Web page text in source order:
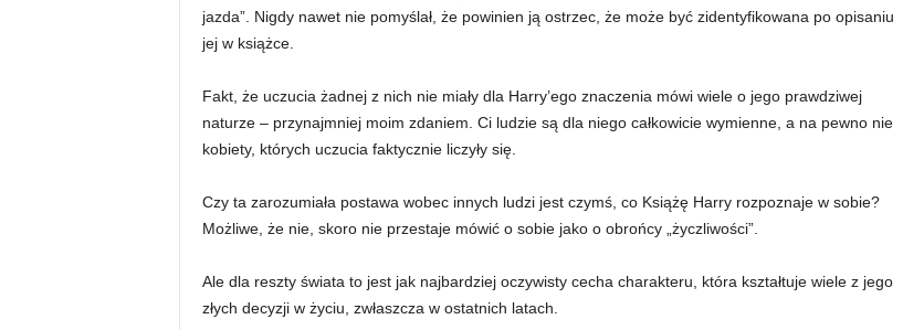
jazda”. Nigdy nawet nie pomyślał, że powinien ją ostrzec, że może być zidentyfikowana po opisaniu
jej w książce.
Fakt, że uczucia żadnej z nich nie miały dla Harry’ego znaczenia mówi wiele o jego prawdziwej
naturze – przynajmniej moim zdaniem. Ci ludzie są dla niego całkowicie wymienne, a na pewno nie
kobiety, których uczucia faktycznie liczyły się.
Czy ta zarozumiała postawa wobec innych ludzi jest czymś, co Książę Harry rozpoznaje w sobie?
Możliwe, że nie, skoro nie przestaje mówić o sobie jako o obrońcy „życzliwości”.
Ale dla reszty świata to jest jak najbardziej oczywisty cecha charakteru, która kształtuje wiele z jego
złych decyzji w życiu, zwłaszcza w ostatnich latach.